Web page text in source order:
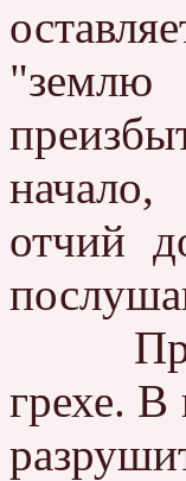
отчий
грехе. В